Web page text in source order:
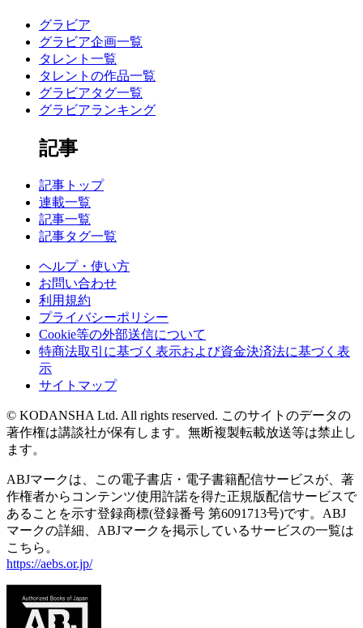
グラビア
グラビア企画一覧
タレント一覧
タレントの作品一覧
グラビアタグ一覧
グラビアランキング
記事
記事トップ
連載一覧
記事一覧
記事タグ一覧
ヘルプ・使い方
お問い合わせ
利用規約
プライバシーポリシー
Cookie等の外部送信について
特商法取引に基づく表示および資金決済法に基づく表
示
サイトマップ
© KODANSHA Ltd. All rights reserved. このサイトのデータの
著作権は講談社が保有します。無断複製転載放送等は禁止し
ます。
ABJマークは、この電子書店・電子書籍配信サービスが、著
作権者からコンテンツ使用許諾を得た正規版配信サービスで
あることを示す登録商標(登録番号 第6091713号)です。ABJ
マークの詳細、ABJマークを掲示しているサービスの一覧は
こちら。
https://aebs.or.jp/